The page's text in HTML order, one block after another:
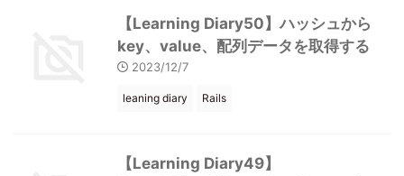
【Learning Diary50】ハッシュから
key、value、配列データを取得する
2023/12/7
leaning diary Rails
【Learning Diary49】